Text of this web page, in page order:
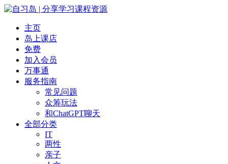
主页
岛上课店
免费
加入会员
万事通
服务指南
常见问题
众筹玩法
和ChatGPT聊天
全部分类
IT
两性
亲子